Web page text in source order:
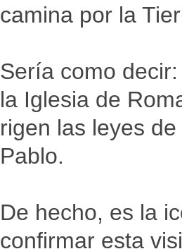
camina por la
Sería como
la Iglesia de
rigen las leyes
Pablo.
De hecho, es la
confirmar esta